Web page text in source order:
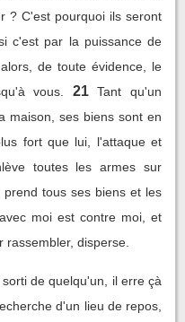
? C'est pourquoi ils seront
c'est par la puissance de
de toute évidence, le
vous.
21 Tant qu'un
maison, ses biens sont en
fort que lui, l'attaque et
toutes les armes sur
tous ses biens et les
moi est contre moi, et
disperse.
de quelqu'un, il erre çà
d'un lieu de repos,